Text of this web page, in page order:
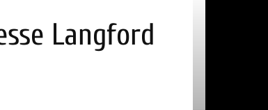
Langford